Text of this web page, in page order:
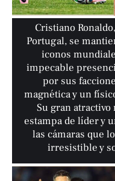
Cristiano
Portugal, se
iconos
impecable
por sus
magnética y un
Su gran
estampa de líder y
las cámaras que
irresistible y